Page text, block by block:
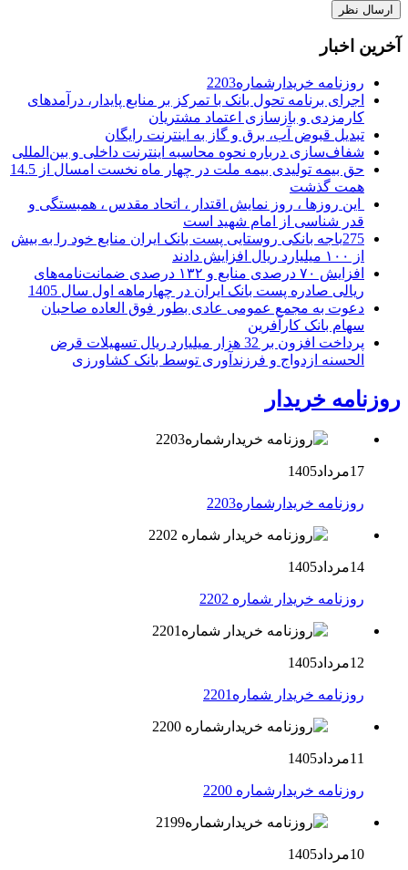
آخرین اخبار
روزنامه خریدارشماره2203
اجرای برنامه تحول بانک با تمرکز بر منابع پایدار، درآمدهای
کارمزدی و بازسازی اعتماد مشتریان
تبدیل قبوض آب، برق و گاز به اینترنت رایگان
شفاف‌سازی درباره نحوه محاسبه اینترنت داخلی و بین‌المللی
حق بیمه تولیدی بیمه ملت در چهار ماه نخست امسال از 14.5
همت گذشت
این روزها ، روز نمایش اقتدار ، اتحاد مقدس ، همبستگی و
قدر شناسی از امام شهید است
275باجه بانکی روستایی پست بانک ایران منابع خود را به بیش
از ۱۰۰ میلیارد ریال افزایش دادند
افزایش ۷۰ درصدی منابع و ۱۳۲ درصدی ضمانت‌نامه‌های
ریالی صادره پست بانک ایران در چهارماهه اول سال 1405
دعوت به مجمع عمومی عادی بطور فوق العاده صاحبان
سهام بانک کارآفرین
پرداخت افزون بر 32 هزار میلیارد ریال تسهیلات قرض
الحسنه ازدواج و فرزندآوری توسط بانک کشاورزی
روزنامه خریدار
17مرداد1405
روزنامه خریدارشماره2203
14مرداد1405
روزنامه خریدار شماره 2202
12مرداد1405
روزنامه خریدار شماره2201
11مرداد1405
روزنامه خریدارشماره 2200
10مرداد1405